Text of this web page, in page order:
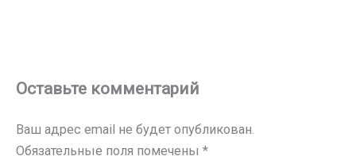
Оставьте комментарий
Ваш адрес email не будет опубликован.
Обязательные поля помечены *